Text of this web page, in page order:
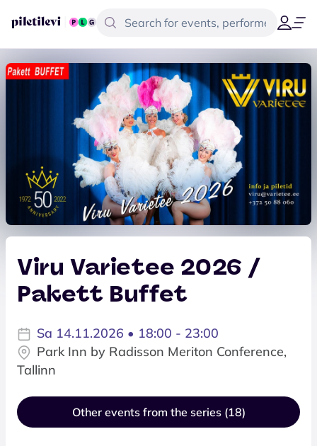
Viru Varietee 2026 /
Pakett Buffet
Sa 14.11.2026 • 18:00 - 23:00
Park Inn by Radisson Meriton Conference,
Tallinn
Other events from the series (18)